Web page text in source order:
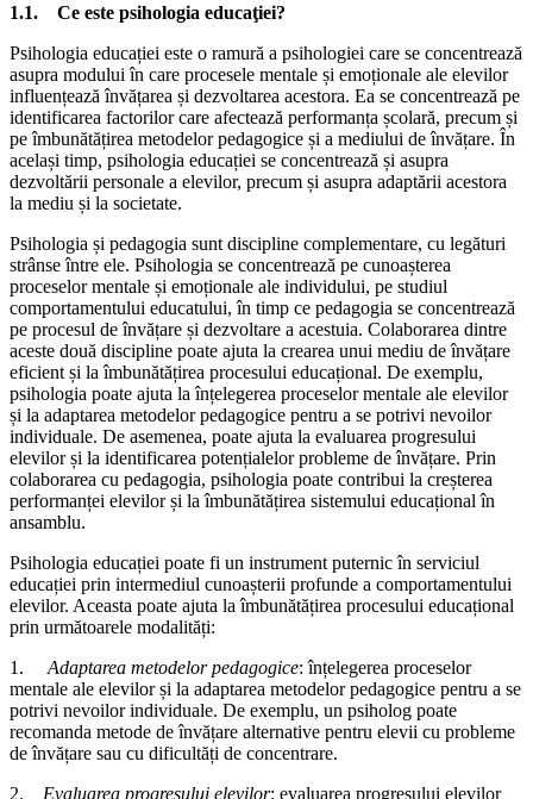
1.1.
Ce este psihologia educaţiei?
Psihologia educației este o ramură a psihologiei care se concentrează
asupra modului în care procesele mentale și emoționale ale elevilor
influențează învățarea și dezvoltarea acestora. Ea se concentrează pe
identificarea factorilor care afectează performanța școlară, precum și
pe îmbunătățirea metodelor pedagogice și a mediului de învățare. În
același timp, psihologia educației se concentrează și asupra
dezvoltării personale a elevilor, precum și asupra adaptării acestora
la mediu și la societate.
Psihologia și pedagogia sunt discipline complementare, cu legături
strânse între ele. Psihologia se concentrează pe cunoașterea
proceselor mentale și emoționale ale individului, pe studiul
comportamentului educatului, în timp ce pedagogia se concentrează
pe procesul de învățare și dezvoltare a acestuia. Colaborarea dintre
aceste două discipline poate ajuta la crearea unui mediu de învățare
eficient și la îmbunătățirea procesului educațional. De exemplu,
psihologia poate ajuta la înțelegerea proceselor mentale ale elevilor
și la adaptarea metodelor pedagogice pentru a se potrivi nevoilor
individuale. De asemenea, poate ajuta la evaluarea progresului
elevilor și la identificarea potențialelor probleme de învățare. Prin
colaborarea cu pedagogia, psihologia poate contribui la creșterea
performanței elevilor și la îmbunătățirea sistemului educațional în
ansamblu.
Psihologia educației poate fi un instrument puternic în serviciul
educației prin intermediul cunoașterii profunde a comportamentului
elevilor. Aceasta poate ajuta la îmbunătățirea procesului educațional
prin următoarele modalități:
1.
Adaptarea metodelor pedagogice: înțelegerea proceselor
mentale ale elevilor și la adaptarea metodelor pedagogice pentru a se
potrivi nevoilor individuale. De exemplu, un psiholog poate
recomanda metode de învățare alternative pentru elevii cu probleme
de învățare sau cu dificultăți de concentrare.
2.
Evaluarea progresului elevilor: evaluarea progresului elevilor